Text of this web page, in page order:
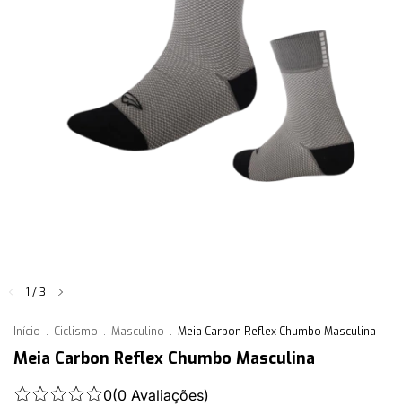
1 /3
Início . Ciclismo . Masculino . Meia Carbon Reflex Chumbo Masculina
Meia Carbon Reflex Chumbo Masculina
0(0 Avaliações)